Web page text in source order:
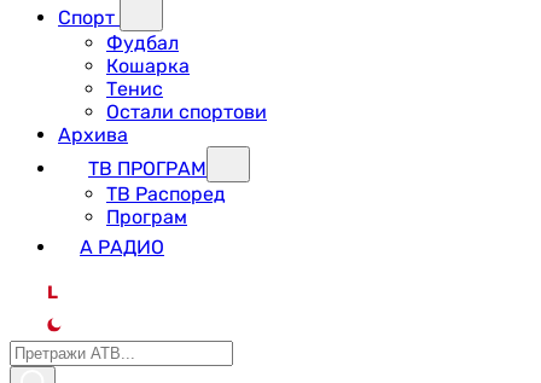
Спорт
Фудбал
Кошарка
Тенис
Остали спортови
Архива
ТВ ПРОГРАМ
ТВ Распоред
Програм
А РАДИО
L